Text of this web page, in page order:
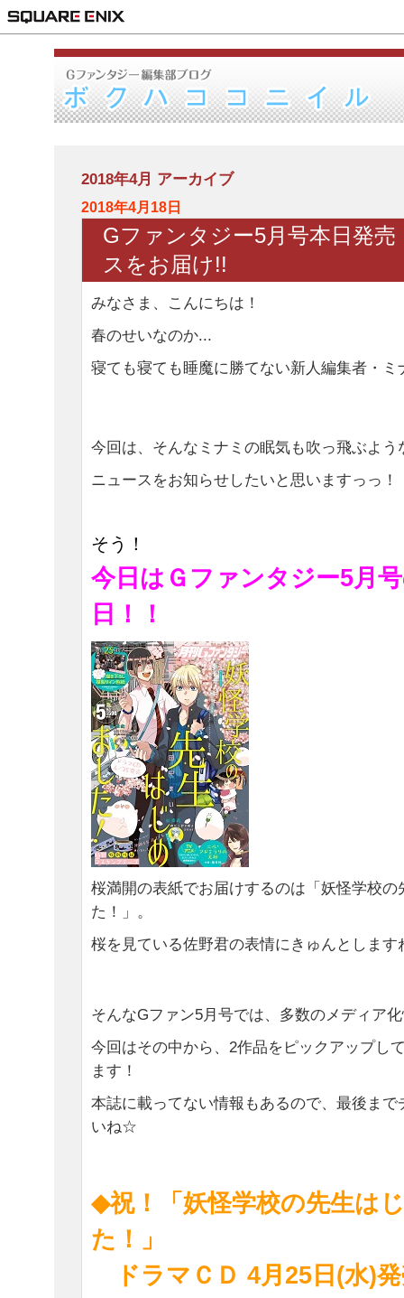
2018年4月 アーカイブ
2018年4月18日
Gファンタジー5月号本日発
スをお届け!!
みなさま、こんにちは！
春のせいなのか...
寝ても寝ても睡魔に勝てない新人編集者・ミ
今回は、そんなミナミの眠気も吹っ飛ぶよう
ニュースをお知らせしたいと思いますっっ！
そう！
今日はＧファンタジー5月
日！！
桜満開の表紙でお届けするのは「妖怪学校の
た！」。
桜を見ている佐野君の表情にきゅんとします
そんなGファン5月号では、多数のメディア
今回はその中から、2作品をピックアップし
ます！
本誌に載ってない情報もあるので、最後まで
いね☆
◆祝！「妖怪学校の先生は
た！」
ドラマＣＤ 4月25日(水)